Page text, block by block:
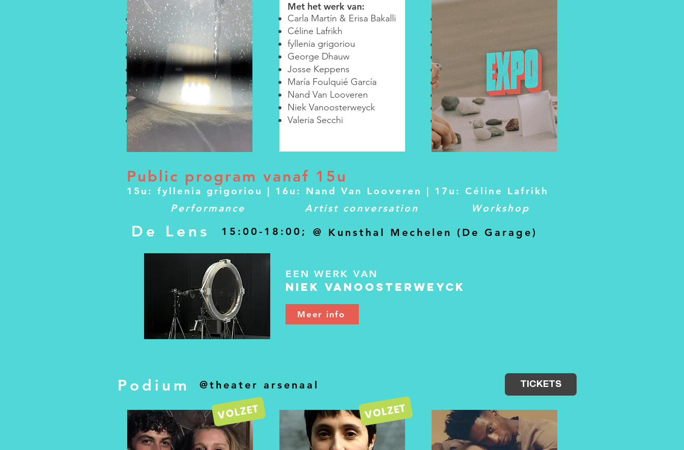
Met het werk van:
Carla Martín & Erisa Bakalli
Céline Lafrikh
Fyllenia Grigoriou
George Dhauw
Josse Keppens
María Foulquié García
Nand Van Looveren
Niek Vanoosterweyck
Valeria Secchi
Met het werk van:
Carla Martín & Erisa Bakalli
Céline Lafrikh
fyllenia grigoriou
George Dhauw
Josse Keppens
María Foulquié García
Nand Van Looveren
Niek Vanoosterweyck
Valeria Secchi
Met het werk van:
Carla Martín & Erisa Bakalli
Céline Lafrikh
Fyllenia Grigoriou
George Dhauw
Josse Keppens
María Foulquié García
Nand Van Looveren
Niek Vanoosterweyck
Valeria Secchi
Public program vanaf 15u
Performance Artist conversation Workshop
15u: fyllenia grigoriou | 16u: Nand Van Looveren | 17u: Céline Lafrikh
De Lens 15:00-18:00; @ Kunsthal Mechelen (De Garage)
EEN WERK VAN
Niek VanOosterweyck
Meer info
Podium @theater arsenaal TICKETS
VOLZET VOLZET